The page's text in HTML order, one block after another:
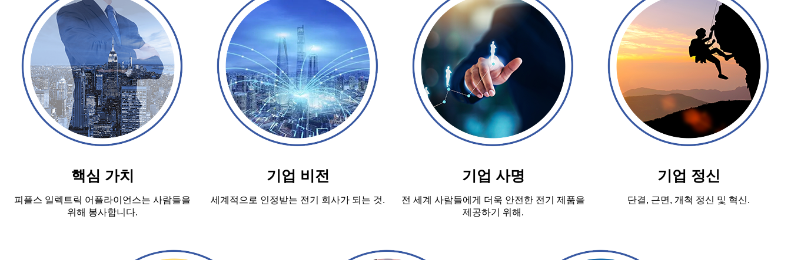
핵심 가치
피플스 일렉트릭 어플라이언스는 사람들을
위해 봉사합니다.
기업 비전
세계적으로 인정받는 전기 회사가 되는 것.
기업 사명
전 세계 사람들에게 더욱 안전한 전기 제품을
제공하기 위해.
기업 정신
단결, 근면, 개척 정신 및 혁신.